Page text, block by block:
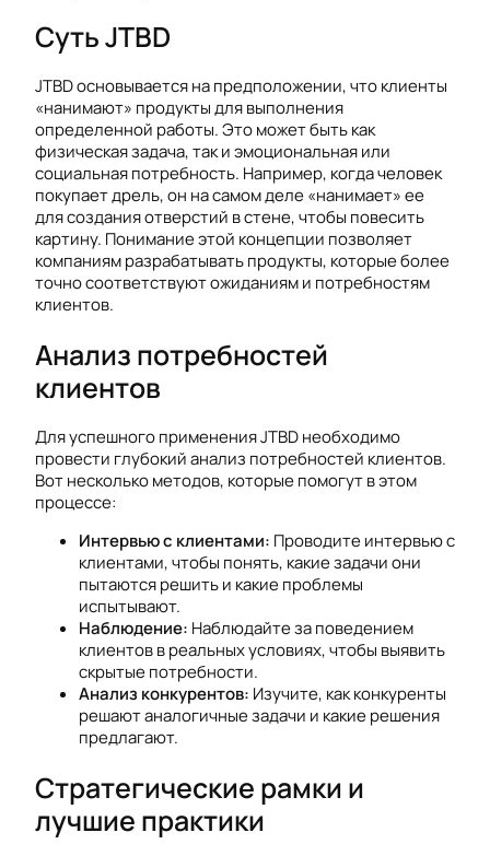
Суть JTBD
JTBD основывается на предположении, что клиенты
«нанимают» продукты для выполнения
определенной работы. Это может быть как
физическая задача, так и эмоциональная или
социальная потребность. Например, когда человек
покупает дрель, он на самом деле «нанимает» ее
для создания отверстий в стене, чтобы повесить
картину. Понимание этой концепции позволяет
компаниям разрабатывать продукты, которые более
точно соответствуют ожиданиям и потребностям
клиентов.
Анализ потребностей
клиентов
Для успешного применения JTBD необходимо
провести глубокий анализ потребностей клиентов.
Вот несколько методов, которые помогут в этом
процессе:
Интервью с клиентами: Проводите интервью с
клиентами, чтобы понять, какие задачи они
пытаются решить и какие проблемы
испытывают.
Наблюдение: Наблюдайте за поведением
клиентов в реальных условиях, чтобы выявить
скрытые потребности.
Анализ конкурентов: Изучите, как конкуренты
решают аналогичные задачи и какие решения
предлагают.
Стратегические рамки и
лучшие практики